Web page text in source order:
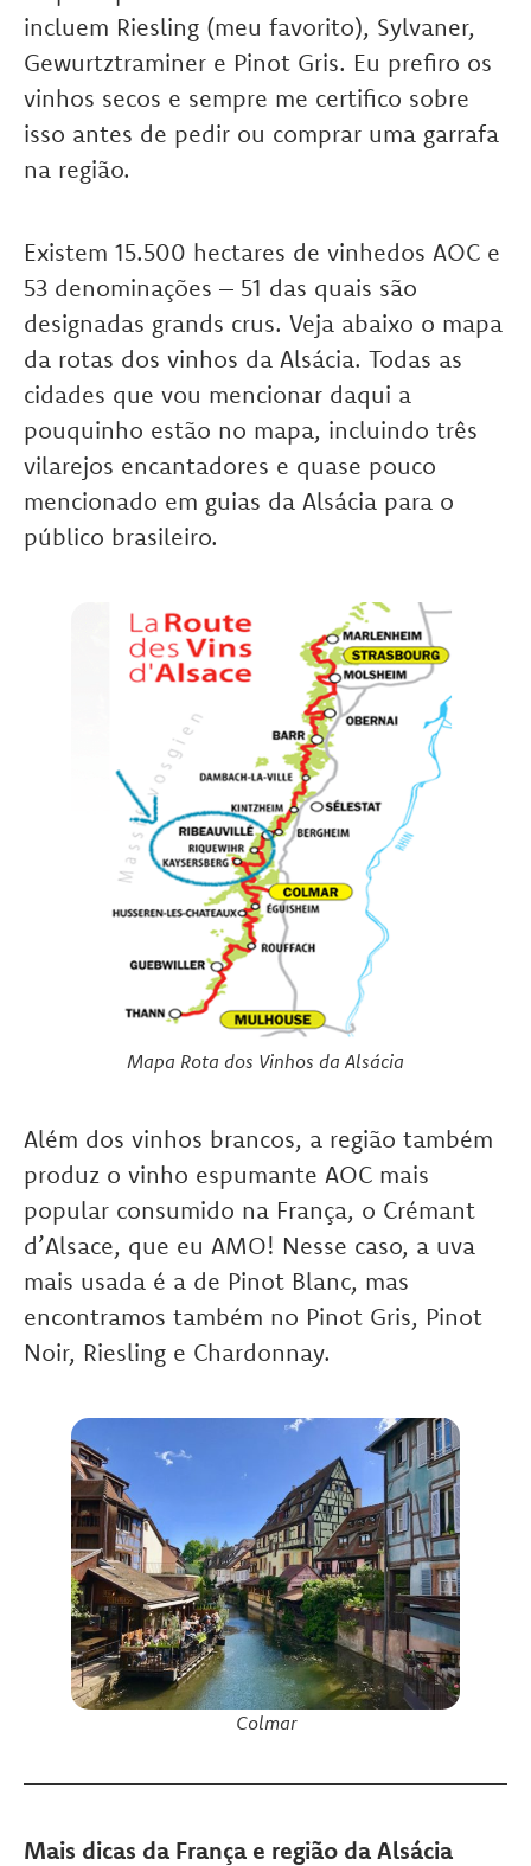
incluem Riesling (meu favorito), Sylvaner,
Gewurtztraminer e Pinot Gris. Eu prefiro os
vinhos secos e sempre me certifico sobre
isso antes de pedir ou comprar uma garrafa
na região.
Existem 15.500 hectares de vinhedos AOC e
53 denominações – 51 das quais são
designadas grands crus. Veja abaixo o mapa
da rotas dos vinhos da Alsácia. Todas as
cidades que vou mencionar daqui a
pouquinho estão no mapa, incluindo três
vilarejos encantadores e quase pouco
mencionado em guias da Alsácia para o
público brasileiro.
Mapa Rota dos Vinhos da Alsácia
Além dos vinhos brancos, a região também
produz o vinho espumante AOC mais
popular consumido na França, o Crémant
d’Alsace, que eu AMO! Nesse caso, a uva
mais usada é a de Pinot Blanc, mas
encontramos também no Pinot Gris, Pinot
Noir, Riesling e Chardonnay.
Colmar
Mais dicas da França e região da Alsácia